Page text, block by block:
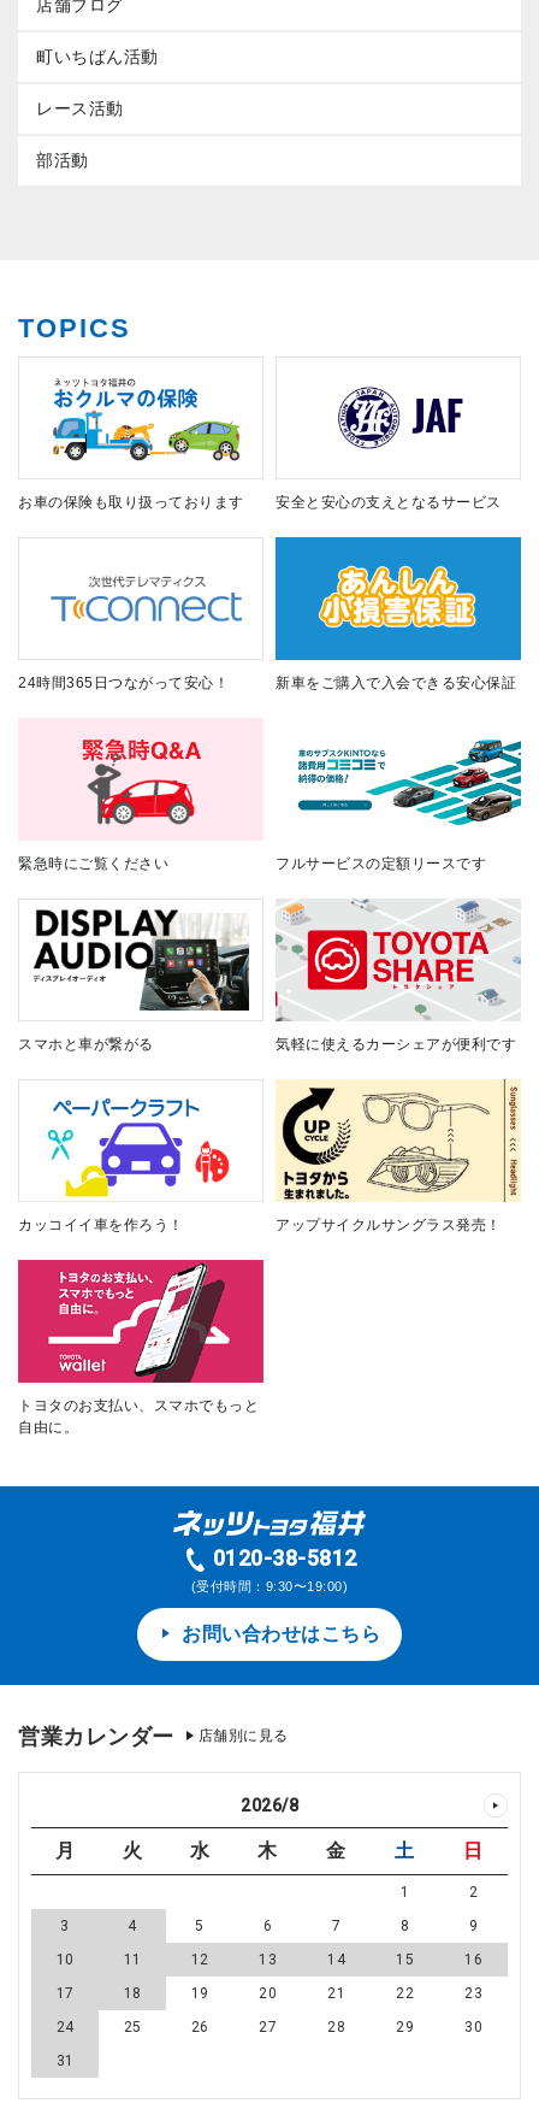
店舗ブログ
町いちばん活動
レース活動
部活動
TOPICS
お車の保険も取り扱っております 安全と安心の支えとなるサービス
24時間365日つながって安心！ 新車をご購入で入会できる安心保証
緊急時にご覧ください フルサービスの定額リースです
スマホと車が繋がる 気軽に使えるカーシェアが便利です
カッコイイ車を作ろう！ アップサイクルサングラス発売！
トヨタのお支払い、スマホでもっと
自由に。
0120-38-5812
(受付時間：9:30〜19:00)
お問い合わせはこちら
営業カレンダー 店舗別に見る
2026/8
月 火 水 木 金 土 日
1
2
3
4 5 6 7 8
9
10
11 12 13 14 15
16
17
18 19 20 21 22
23
24
25 26 27 28 29
30
31